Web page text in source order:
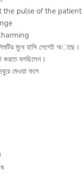
the pulse of the patient
মুখে হাসি লেগেই অাছে।
বলছিলেন।
মেওয়া ফলে